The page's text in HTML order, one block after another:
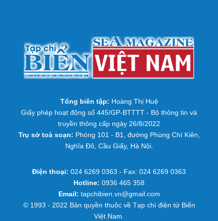
Tổng biên tập: Hoàng Thị Huệ
Giấy phép hoạt động số 445/GP-BTTTT - Bộ thông tin và
truyền thông cấp ngày 26/8/2022
Trụ sở toà soạn: Phòng 101 - B1, đường Phùng Chí Kiên,
Nghĩa Đô, Cầu Giấy, Hà Nội.
Điện thoại: 024 6269 0363 - Fax: 024 6269 0363
Hotline: 0936 465 358
Email: tapchibien.vn@gmail.com
© 1993 - 2022 Bản quyền thuộc về Tạp chí điện tử Biển
Việt Nam.